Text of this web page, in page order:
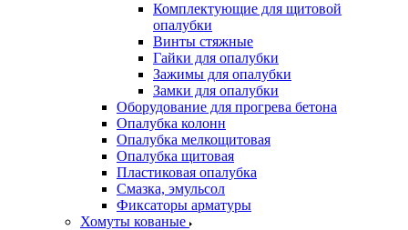
Комплектующие для щитовой
опалубки
Винты стяжные
Гайки для опалубки
Зажимы для опалубки
Замки для опалубки
Оборудование для прогрева бетона
Опалубка колонн
Опалубка мелкощитовая
Опалубка щитовая
Пластиковая опалубка
Смазка, эмульсол
Фиксаторы арматуры
Хомуты кованые